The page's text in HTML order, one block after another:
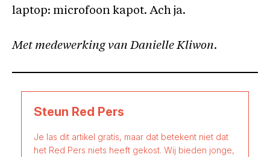
laptop: microfoon kapot. Ach ja.
Met medewerking van Danielle Kliwon.
Steun Red Pers
Je las dit artikel gratis, maar dat betekent niet dat
het Red Pers niets heeft gekost. Wij bieden jonge,